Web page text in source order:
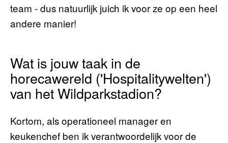
team - dus natuurlijk juich ik voor ze op een heel
andere manier!
Wat is jouw taak in de
horecawereld ('Hospitalitywelten')
van het Wildparkstadion?
Kortom, als operationeel manager en
keukenchef ben ik verantwoordelijk voor de